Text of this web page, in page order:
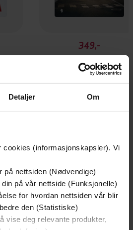
Detaljer Om
cookies (informasjonskapsler). Vi
på nettsiden (Nødvendige)
på vår nettside (Funksjonelle)
for hvordan nettsiden vår blir
den (Statistiske)
vise deg relevante produkter,
349,-
Utskudd
Jørn Lier Horst
EBOK
Creating Ltd(forfatter)